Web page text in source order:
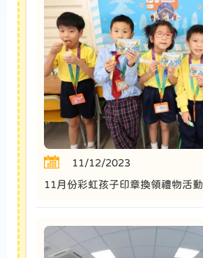
11/12/2023
11月份彩虹孩子印章換領禮物活動